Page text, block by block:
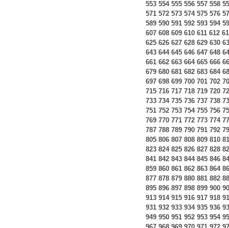
553 554 555 556 557 558
571 572 573 574 575 576
589 590 591 592 593 594
607 608 609 610 611 612
625 626 627 628 629 630
643 644 645 646 647 648
661 662 663 664 665 666
679 680 681 682 683 684
697 698 699 700 701 702
715 716 717 718 719 720
733 734 735 736 737 738
751 752 753 754 755 756
769 770 771 772 773 774
787 788 789 790 791 792
805 806 807 808 809 810
823 824 825 826 827 828
841 842 843 844 845 846
859 860 861 862 863 864
877 878 879 880 881 882
895 896 897 898 899 900
913 914 915 916 917 918
931 932 933 934 935 936
949 950 951 952 953 954